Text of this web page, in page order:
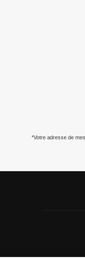
*Votre adresse de